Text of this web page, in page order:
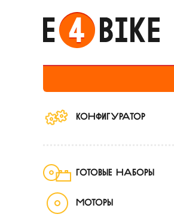
КОНФИГУРАТОР
ГОТОВЫЕ НАБОРЫ
МОТОРЫ